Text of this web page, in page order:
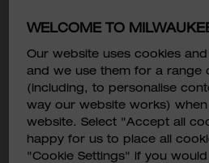
注文
203233
WELCOME TO
Our website uses cookies
and we use them for a range
(including, to personalise
way our website works)
website. Select "Accept all
happy for us to place all
"Cookie Settings" if you